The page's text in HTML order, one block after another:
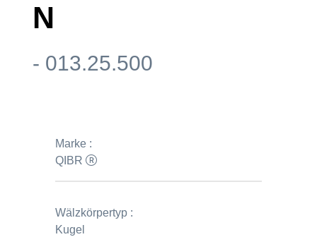
N
- 013.25.500
Marke :
QIBR
Wälzkörpertyp :
Kugel